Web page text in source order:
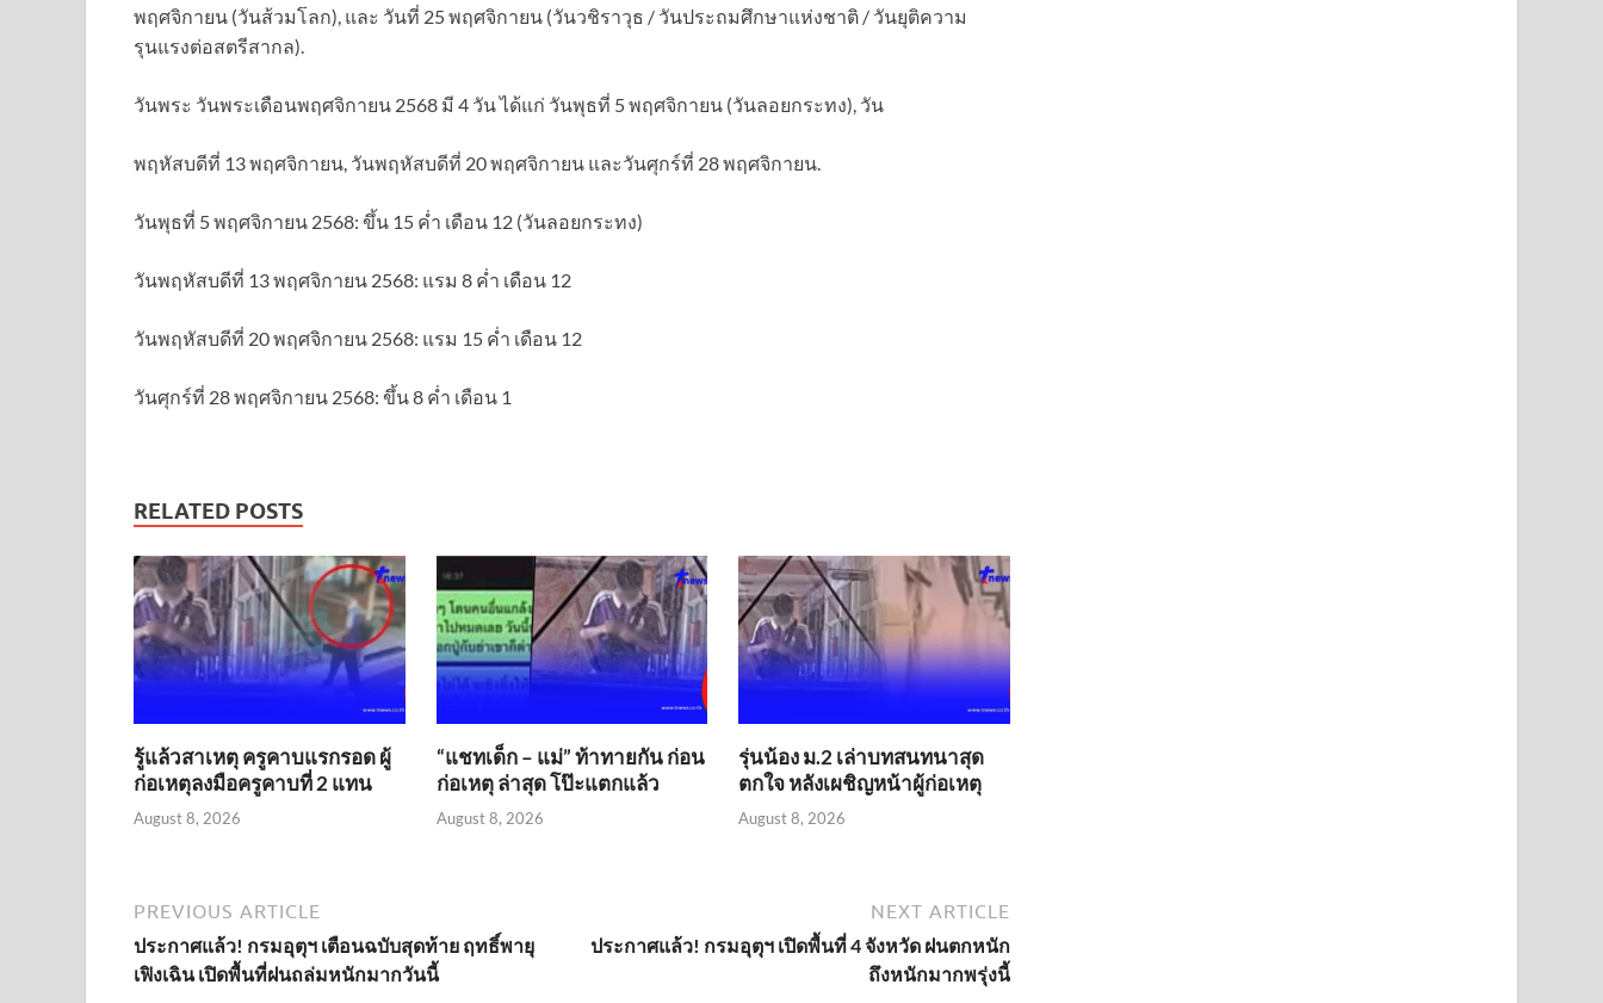
พฤศจิกายน (วันส้วมโลก), และ วันที่ 25 พฤศจิกายน (วันวชิราวุธ / วันประถมศึกษาแห่งชาติ / วันยุติความ
รุนแรงต่อสตรีสากล).
วันพระ วันพระเดือนพฤศจิกายน 2568 มี 4 วัน ได้แก่ วันพุธที่ 5 พฤศจิกายน (วันลอยกระทง), วัน
พฤหัสบดีที่ 13 พฤศจิกายน, วันพฤหัสบดีที่ 20 พฤศจิกายน และวันศุกร์ที่ 28 พฤศจิกายน.
วันพุธที่ 5 พฤศจิกายน 2568: ขึ้น 15 ค่ำ เดือน 12 (วันลอยกระทง)
วันพฤหัสบดีที่ 13 พฤศจิกายน 2568: แรม 8 ค่ำ เดือน 12
วันพฤหัสบดีที่ 20 พฤศจิกายน 2568: แรม 15 ค่ำ เดือน 12
วันศุกร์ที่ 28 พฤศจิกายน 2568: ขึ้น 8 ค่ำ เดือน 1
RELATED POSTS
รู้แล้วสาเหตุ ครูคาบแรกรอด ผู้
ก่อเหตุลงมือครูคาบที่ 2 แทน
August 8, 2026
“แชทเด็ก – แม่” ท้าทายกัน ก่อน
ก่อเหตุ ล่าสุด โป๊ะแตกแล้ว
August 8, 2026
รุ่นน้อง ม.2 เล่าบทสนทนาสุด
ตกใจ หลังเผชิญหน้าผู้ก่อเหตุ
August 8, 2026
PREVIOUS ARTICLE
ประกาศแล้ว! กรมอุตุฯ เตือนฉบับสุดท้าย ฤทธิ์พายุ
เฟิงเฉิน เปิดพื้นที่ฝนถล่มหนักมากวันนี้
NEXT ARTICLE
ประกาศแล้ว! กรมอุตุฯ เปิดพื้นที่ 4 จังหวัด ฝนตกหนัก
ถึงหนักมากพรุ่งนี้